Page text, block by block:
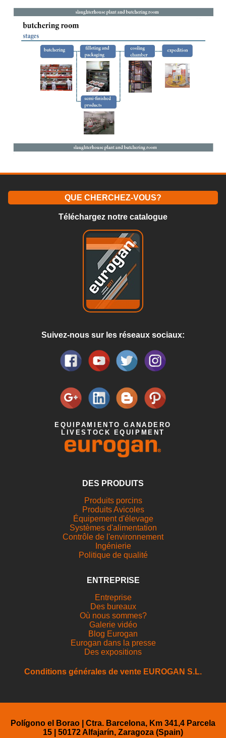
QUE CHERCHEZ-VOUS?
Téléchargez notre catalogue
Suivez-nous sur les réseaux sociaux:
EQUIPAMIENTO GANADERO
LIVESTOCK EQUIPMENT
DES PRODUITS
Produits porcins
Produits Avicoles
Équipement d'élevage
Systèmes d'alimentation
Contrôle de l'environnement
Ingénierie
Politique de qualité
ENTREPRISE
Entreprise
Des bureaux
Où nous sommes?
Galerie vidéo
Blog Eurogan
Eurogan dans la presse
Des expositions
Conditions générales de vente EUROGAN S.L.
Polígono el Borao | Ctra. Barcelona, Km 341,4 Parcela
15 | 50172 Alfajarín, Zaragoza (Spain)